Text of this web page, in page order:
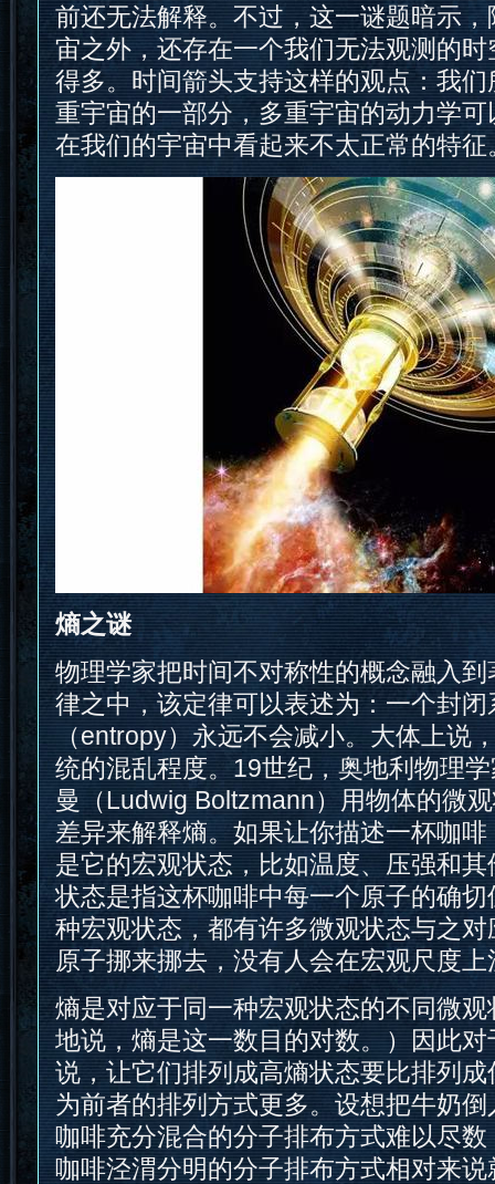
前还无法解释。不过，这一谜题暗示
宙之外，还存在一个我们无法观测的
得多。时间箭头支持这样的观点：我
重宇宙的一部分，多重宇宙的动力学
在我们的宇宙中看起来不太正常的特征
熵之谜
物理学家把时间不对称性的概念融入
律之中，该定律可以表述为：一个封闭
（entropy）永远不会减小。大体上说
统的混乱程度。19世纪，奥地利物理
曼（Ludwig Boltzmann）用物体的微
差异来解释熵。如果让你描述一杯咖
是它的宏观状态，比如温度、压强和
状态是指这杯咖啡中每一个原子的确
种宏观状态，都有许多微观状态与之
原子挪来挪去，没有人会在宏观尺度
熵是对应于同一种宏观状态的不同微
地说，熵是这一数目的对数。）因此
说，让它们排列成高熵状态要比排列
为前者的排列方式更多。设想把牛奶
咖啡充分混合的分子排布方式难以尽
咖啡泾渭分明的分子排布方式相对来